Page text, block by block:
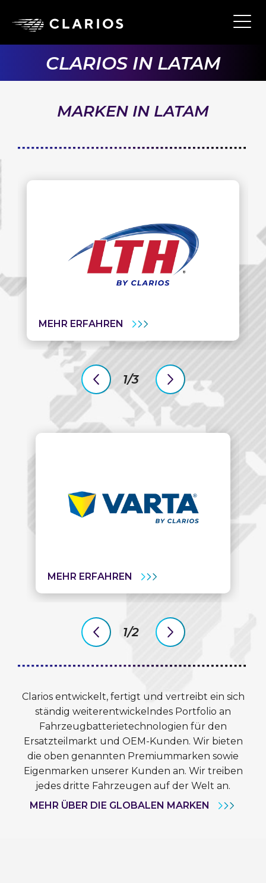
CLARIOS IN LATAM
MARKEN IN LATAM
MEHR ERFAHREN
previous
slide
1/3
next
slide
MEHR ERFAHREN
previous
slide
1/2
next
slide
Clarios entwickelt, fertigt und vertreibt ein sich
ständig weiterentwickelndes Portfolio an
Fahrzeugbatterietechnologien für den
Ersatzteilmarkt und OEM-Kunden. Wir bieten
die oben genannten Premiummarken sowie
Eigenmarken unserer Kunden an. Wir treiben
jedes dritte Fahrzeugen auf der Welt an.
MEHR ÜBER DIE GLOBALEN MARKEN